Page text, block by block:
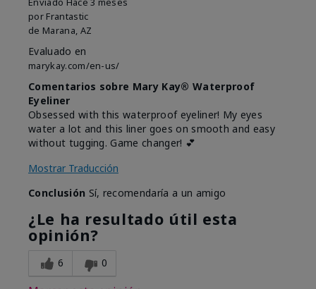
por Frantastic
de Marana, AZ
Evaluado en
marykay.com/en-us/
Comentarios sobre Mary Kay® Waterproof
Eyeliner
Obsessed with this waterproof eyeliner! My eyes
water a lot and this liner goes on smooth and easy
without tugging. Game changer! 💕
Mostrar Traducción
Conclusión Sí, recomendaría a un amigo
¿Le ha resultado útil esta
opinión?
6 0